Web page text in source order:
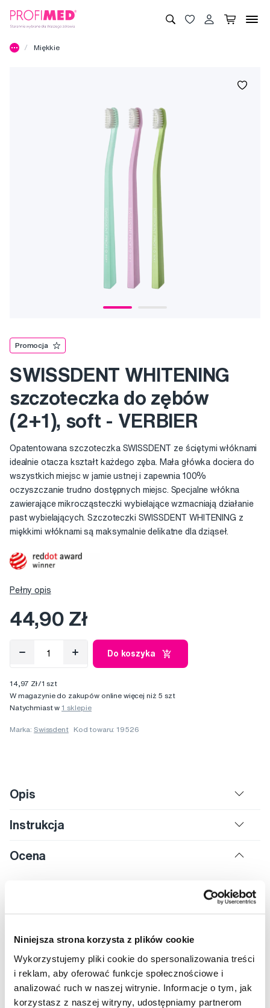
Niniejsza strona korzysta z plików cookie
Wykorzystujemy pliki cookie do spersonalizowania treści
i reklam, aby oferować funkcje społecznościowe i
analizować ruch w naszej witrynie. Informacje o tym, jak
korzystasz z naszej witryny, udostępniamy partnerom
Miękkie
Promocja
SWISSDENT WHITENING
szczoteczka do zębów
(2+1), soft - VERBIER
Opatentowana szczoteczka SWISSDENT ze ściętymi włóknami
idealnie otacza kształt każdego zęba. Mała główka dociera do
wszystkich miejsc w jamie ustnej i zapewnia 100%
oczyszczanie trudno dostępnych miejsc. Specjalne włókna
zawierające mikrocząsteczki wybielające wzmacniają działanie
past wybielających. Szczoteczki SWISSDENT WHITENING z
miękkimi włóknami są maksymalnie delikatne dla dziąseł.
Pełny opis
44,90 Zł
Do koszyka
14,97 Zł/1 szt
W magazynie do zakupów online więcej niż 5 szt
Natychmiast w1 sklepie
Marka:Swissdent Kod towaru: 19526
Opis
Instrukcja
Ocena
5,0
Oceniać
19